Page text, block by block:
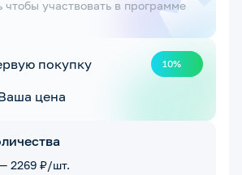
чтобы участвовать в программе
покупку 10%
цена
2269 ₽/шт.